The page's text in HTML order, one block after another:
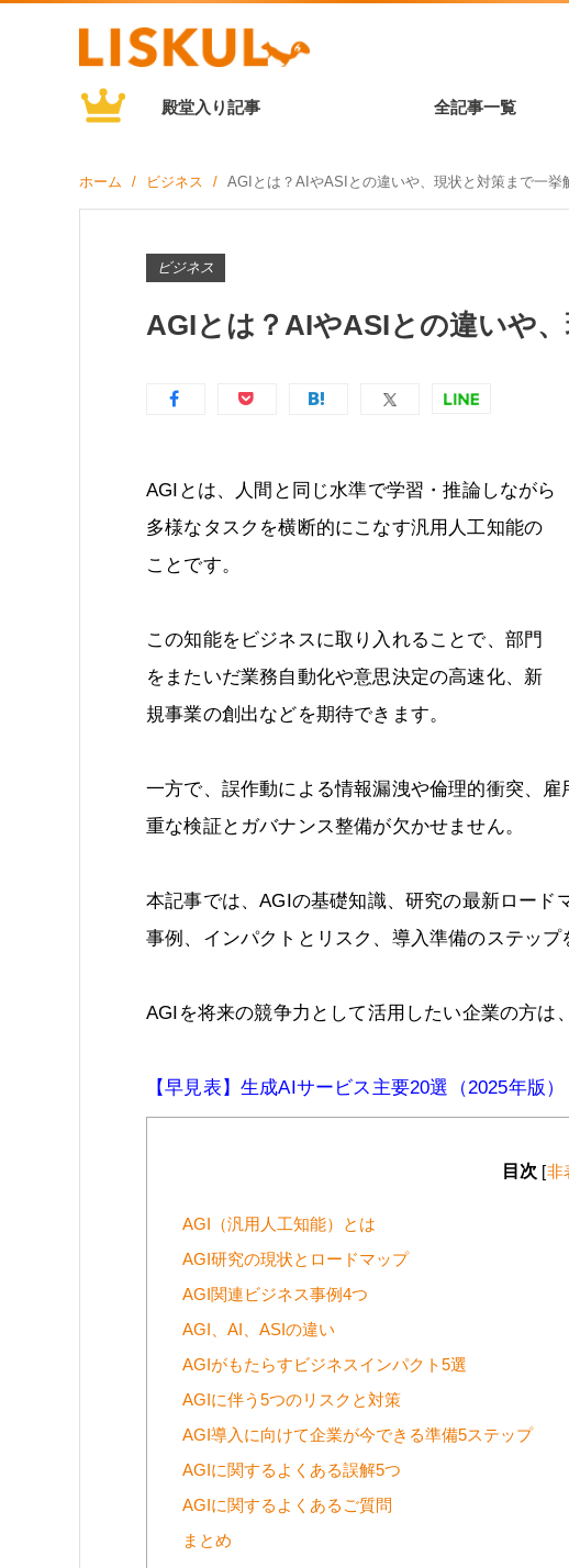
殿堂入り記事 全記事一覧
ホーム ビジネス AGIとは？AIやASIとの違いや、現状と対策まで一挙
ビジネス
AGIとは？AIやASIとの違いや
AGIとは、人間と同じ水準で学習・推論しながら
多様なタスクを横断的にこなす汎用人工知能の
ことです。
この知能をビジネスに取り入れることで、部門
をまたいだ業務自動化や意思決定の高速化、新
規事業の創出などを期待できます。
一方で、誤作動による情報漏洩や倫理的衝突、
重な検証とガバナンス整備が欠かせません。
本記事では、AGIの基礎知識、研究の最新ロード
事例、インパクトとリスク、導入準備のステップ
AGIを将来の競争力として活用したい企業の方は
【早見表】生成AIサービス主要20選（2025年版）
目次 [非
AGI（汎用人工知能）とは
AGI研究の現状とロードマップ
AGI関連ビジネス事例4つ
AGI、AI、ASIの違い
AGIがもたらすビジネスインパクト5選
AGIに伴う5つのリスクと対策
AGI導入に向けて企業が今できる準備5ステップ
AGIに関するよくある誤解5つ
AGIに関するよくあるご質問
まとめ